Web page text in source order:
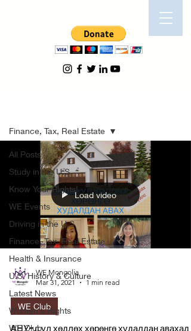
All Posts
Study in the U.S
Know Your Rights!
WE Events
Driving in the U.S
Finance, Tax, Real Estate
Health & Insurance
U.S. History & Culture
Latest News
Women's Rights
WE Club
Finance, Tax, Real Estate
Load video
WE Mongolia
Mar 31, 2021
1 min read
WE Club
АНУ-д үл хөдлөх хөрөнгө худалдан авахад